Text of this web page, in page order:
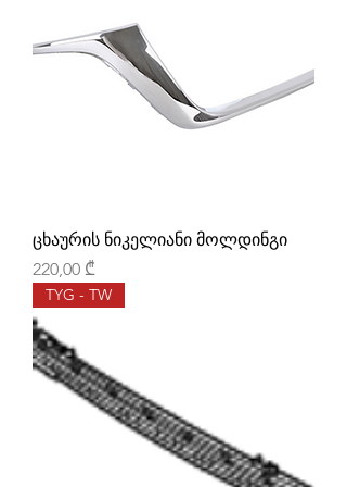
ცხაურის ნიკელიანი მოლდინგი
Price
220,00 ₾
TYG - TW